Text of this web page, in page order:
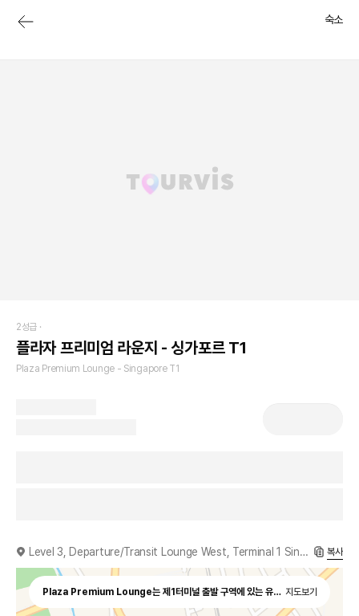
숙소
2성급 ·
플라자 프리미엄 라운지 - 싱가포르 T1
Plaza Premium Lounge - Singapore T1
Level 3, Departure/Transit Lounge West, Terminal 1 Singapore, 819642 복사
Plaza Premium Lounge는 제1터미널 출발 구역에 있는 유일한 독립형 유료 라운
지도보기